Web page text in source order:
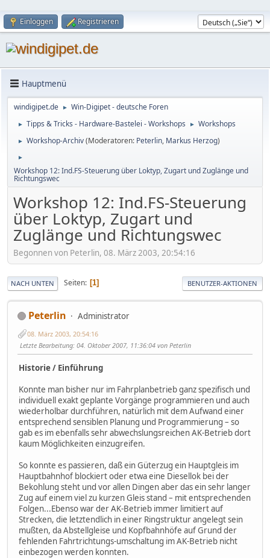
Einloggen Registrieren
Hauptmenü
windigipet.de ► Win-Digipet - deutsche Foren
► Tipps & Tricks - Hardware-Bastelei - Workshops ► Workshops
► Workshop-Archiv(Moderatoren: Peterlin, Markus Herzog)
►
Workshop 12: Ind.FS-Steuerung über Loktyp, Zugart und Zuglänge und
Richtungswec
Workshop 12: Ind.FS-Steuerung
über Loktyp, Zugart und
Zuglänge und Richtungswec
Begonnen von Peterlin, 08. März 2003, 20:54:16
NACH UNTEN Seiten 1 BENUTZER-AKTIONEN
Peterlin Administrator
08. März 2003, 20:54:16
Letzte Bearbeitung: 04. Oktober 2007, 11:36:04 von Peterlin
Historie / Einführung
Konnte man bisher nur im Fahrplanbetrieb ganz spezifisch und
individuell exakt geplante Vorgänge programmieren und auch
wiederholbar durchführen, natürlich mit dem Aufwand einer
entsprechend sensiblen Planung und Programmierung – so
gab es im ebenfalls sehr abwechslungsreichen AK-Betrieb dort
kaum Möglichkeiten einzugreifen.
So konnte es passieren, daß ein Güterzug ein Hauptgleis im
Hauptbahnhof blockiert oder etwa eine Diesellok bei der
Bekohlung steht und vor allen Dingen aber das ein sehr langer
Zug auf einem viel zu kurzen Gleis stand – mit entsprechenden
Folgen...Ebenso war der AK-Betrieb immer limitiert auf
Strecken, die letztendlich in einer Ringstruktur angelegt sein
mußten, da Abstellgleise und Kopfbahnhöfe auf Grund der
fehlenden Fahrtrichtungs-umschaltung im AK-Betrieb nicht
einbezogen werden konnten.